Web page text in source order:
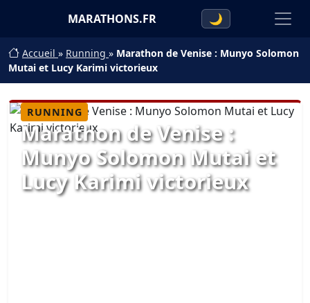
MARATHONS.FR 🌙
Accueil » Running » Marathon de Venise : Munyo Solomon
Mutai et Lucy Karimi victorieux
RUNNING
Marathon de Venise :
Munyo Solomon Mutai et
Lucy Karimi victorieux